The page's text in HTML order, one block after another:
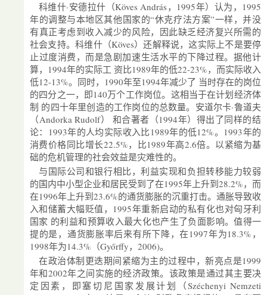
科维什·安德拉什（Köves András，1995年）认为，1995
年的调整与本地区其他国家的“休克疗法方案”一样，并没
有真正考虑到收入减少的风险，因此缺乏经济复兴所需的
社会支持。科维什（Köves）还解释说，这实际上不是要停
止过度消费，而是急剧加速生活水平的下降过程。据他计
算，1994年的实际工 资比1989年的低22-23%，而实际收入
低12-13%。同时，1990年至1994年减少了 当时存在的岗位
的四分之一，即140万个工作岗位。这相当于在计划经济体
制 的四十年里创造的工作岗位的总数量。安道尔卡·鲁道夫
（Andorka Rudolf） 和合著者（1994年）得出了同样的结
论：1993年的人均实际收入比1989年的低12%。1993年的
消费价格同比增长22.5%，比1989年高2.6倍。以紧缩为基
础的危机管理的社会效益是灾难性的。
与国际公司和银行相比，利益实现和负担转移能力较弱
的国内中小型企业和居民受到了在1995年上升到28.2%，而
在1996年上升到23.6%的通货膨胀的沉重打击。通胀导致收
入和储蓄大幅贬值，1995年重新启动的私有化也对匈牙利
国家 的利益和预算收入最大化也产生了负面影响。值得一
提的是，通货膨胀率后来有所下降，在1997年为18.3%，
1998年为14.3%（Győrffy，2006)。
在政治体制更迭期间紧缩为主的过程中，新亮点是1999
年和2002年之间实施的经济政策。该政策是通过其主要决
定因素，即塞切尼国家发展计划（Széchenyi Nemzeti